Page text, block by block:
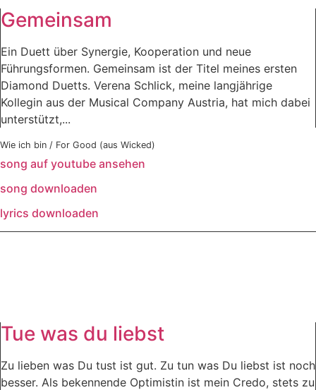
Gemeinsam
Ein Duett über Synergie, Kooperation und neue
Führungsformen. Gemeinsam ist der Titel meines ersten
Diamond Duetts. Verena Schlick, meine langjährige
Kollegin aus der Musical Company Austria, hat mich dabei
unterstützt,...
Wie ich bin / For Good (aus Wicked)
song auf youtube ansehen
song downloaden
lyrics downloaden
Tue was du liebst
Zu lieben was Du tust ist gut. Zu tun was Du liebst ist noch
besser. Als bekennende Optimistin ist mein Credo, stets zu